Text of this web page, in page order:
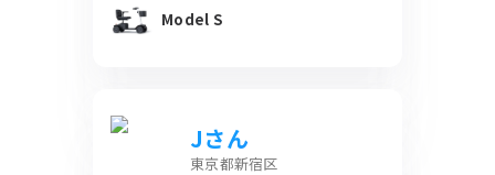
Model S
Jさん
東京都新宿区